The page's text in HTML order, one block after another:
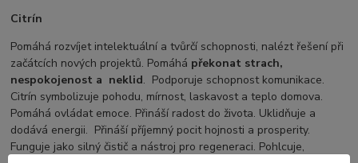
Citrín
Pomáhá rozvíjet intelektuální a tvůrčí schopnosti, nalézt řešení při
začátcích nových projektů. Pomáhá překonat strach,
nespokojenost a neklid. Podporuje schopnost komunikace.
Citrín symbolizuje pohodu, mírnost, laskavost a teplo domova.
Pomáhá ovládat emoce. Přináší radost do života. Uklidňuje a
dodává energii. Přináší příjemný pocit hojnosti a prosperity.
Funguje jako silný čistič a nástroj pro regeneraci. Pohlcuje,